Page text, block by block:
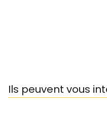
Ils peuvent vous